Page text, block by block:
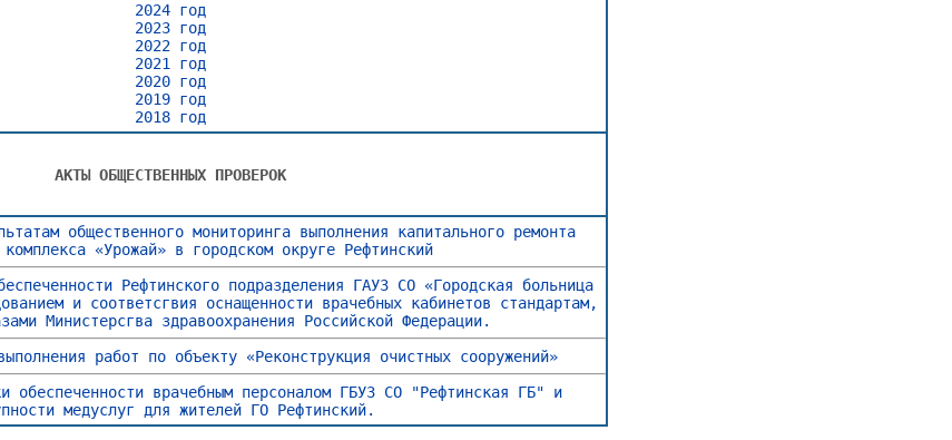
2024 год
2023 год
2022 год
2021 год
2020 год
2019 год
2018 год
АКТЫ ОБЩЕСТВЕННЫХ ПРОВЕРОК
общественного мониторинга выполнения капитального ремонта
комплекса «Урожай» в городском округе Рефтинский
Рефтинского подразделения ГАУЗ СО «Городская больница
и соответсгвия оснащенности врачебных кабинетов стандартам,
Министерсгва здравоохранения Российской Федерации.
работ по объекту «Реконструкция очистных сооружений»
обеспеченности врачебным персоналом ГБУЗ СО "Рефтинская ГБ" и
медуслуг для жителей ГО Рефтинский.